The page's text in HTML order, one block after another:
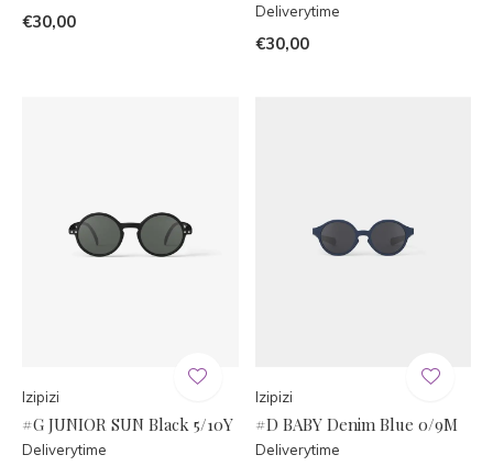
€30,00 Deliverytime
€30,00
Izipizi
#G JUNIOR SUN Black 5/10Y
Deliverytime
Izipizi
#D BABY Denim Blue 0/9M
Deliverytime